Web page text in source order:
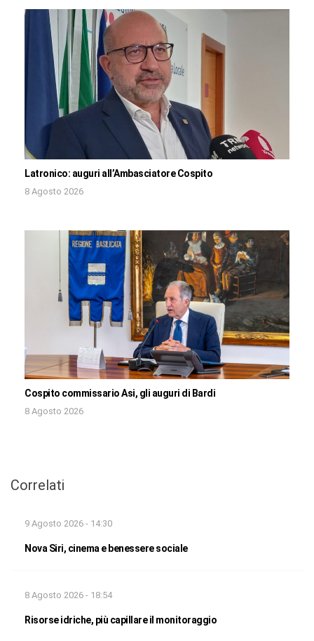
Latronico: auguri all’Ambasciatore Cospito
8 Agosto 2026
Cospito commissario Asi, gli auguri di Bardi
8 Agosto 2026
Correlati
9 Agosto 2026 - 14:30
Nova Siri, cinema e benessere sociale
8 Agosto 2026 - 18:54
Risorse idriche, più capillare il monitoraggio